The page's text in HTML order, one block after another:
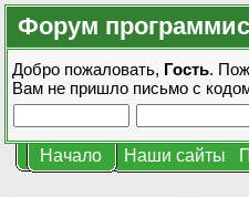
Форум
Добро пожаловать, Гость.
Вам не пришло письмо с
Начало Наши сайты